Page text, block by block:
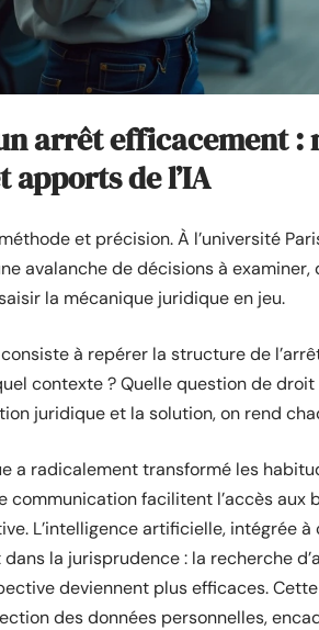
arrêt efficacement :
apports de l’IA
et précision. À l’université
avalanche de décisions à
la mécanique juridique en jeu.
à repérer la structure de
contexte ? Quelle question de
juridique et la solution, on rend
a radicalement transformé les
communication facilitent l’accès aux
L’intelligence artificielle, intégrée
la jurisprudence : la recherche
deviennent plus efficaces.
des données personnelles,